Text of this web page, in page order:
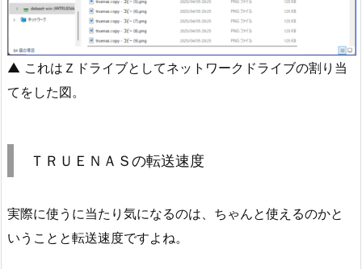
▲ これはＺドライブとしてネットワークドライブの割り当
てをした図。
ＴＲＵＥＮＡＳの転送速度
実際に使うに当たり気になるのは、ちゃんと使えるのかと
いうことと転送速度ですよね。